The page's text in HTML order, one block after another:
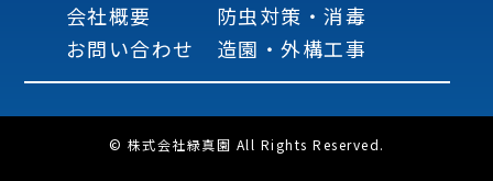
会社概要
お問い合わせ
防虫対策・消毒
造園・外構工事
© 株式会社緑真園 All Rights Reserved.